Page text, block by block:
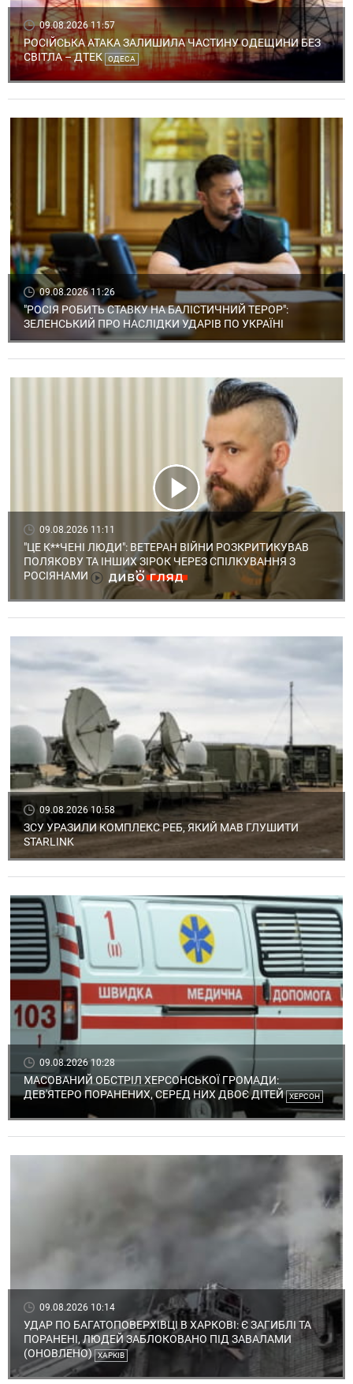
09.08.2026 11:57
РОСІЙСЬКА АТАКА ЗАЛИШИЛА ЧАСТИНУ ОДЕЩИНИ БЕЗ
СВІТЛА – ДТЕК
ОДЕСА
09.08.2026 11:26
"РОСІЯ РОБИТЬ СТАВКУ НА БАЛІСТИЧНИЙ ТЕРОР":
ЗЕЛЕНСЬКИЙ ПРО НАСЛІДКИ УДАРІВ ПО УКРАЇНІ
09.08.2026 11:11
"ЦЕ К**ЧЕНІ ЛЮДИ": ВЕТЕРАН ВІЙНИ РОЗКРИТИКУВАВ
ПОЛЯКОВУ ТА ІНШИХ ЗІРОК ЧЕРЕЗ СПІЛКУВАННЯ З
РОСІЯНАМИ
09.08.2026 10:58
ЗСУ УРАЗИЛИ КОМПЛЕКС РЕБ, ЯКИЙ МАВ ГЛУШИТИ
STARLINK
09.08.2026 10:28
МАСОВАНИЙ ОБСТРІЛ ХЕРСОНСЬКОЇ ГРОМАДИ:
ДЕВ'ЯТЕРО ПОРАНЕНИХ, СЕРЕД НИХ ДВОЄ ДІТЕЙ
ХЕРСОН
09.08.2026 10:14
УДАР ПО БАГАТОПОВЕРХІВЦІ В ХАРКОВІ: Є ЗАГИБЛІ ТА
ПОРАНЕНІ, ЛЮДЕЙ ЗАБЛОКОВАНО ПІД ЗАВАЛАМИ
(ОНОВЛЕНО)
ХАРКІВ